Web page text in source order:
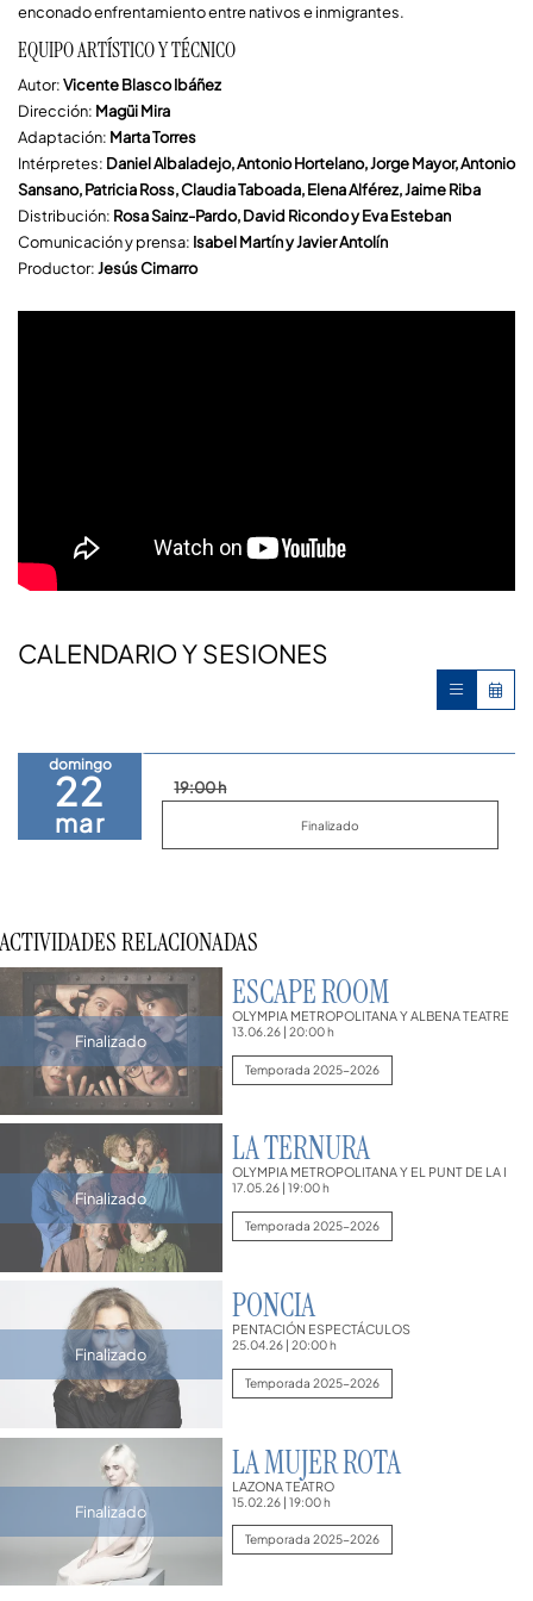
enconado enfrentamiento entre nativos e inmigrantes.
EQUIPO ARTÍSTICO Y TÉCNICO
Autor:Vicente Blasco Ibáñez
Dirección: Magüi Mira
Adaptación: Marta Torres
Intérpretes: Daniel Albaladejo, Antonio Hortelano, Jorge Mayor, Antonio
Sansano, Patricia Ross, Claudia Taboada, Elena Alférez, Jaime Riba
Distribución: Rosa Sainz-Pardo, David Ricondo y Eva Esteban
Comunicación y prensa: Isabel Martín y Javier Antolín
Productor:Jesús Cimarro
CALENDARIO Y SESIONES
domingo
22
mar
19:00 h
Finalizado
ACTIVIDADES RELACIONADAS
Finalizado
ESCAPE ROOM
OLYMPIA METROPOLITANA Y ALBENA TEATRE
13.06.26| 20:00 h
Temporada 2025-2026
Finalizado
LA TERNURA
OLYMPIA METROPOLITANA Y EL PUNT DE LA I
17.05.26| 19:00 h
Temporada 2025-2026
Finalizado
PONCIA
PENTACIÓN ESPECTÁCULOS
25.04.26| 20:00 h
Temporada 2025-2026
Finalizado
LA MUJER ROTA
LAZONA TEATRO
15.02.26| 19:00 h
Temporada 2025-2026